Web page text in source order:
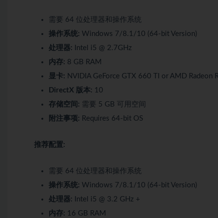
需要 64 位处理器和操作系统
操作系统: Windows 7/8.1/10 (64-bit Version)
处理器: Intel i5 @ 2.7GHz
内存: 8 GB RAM
显卡: NVIDIA GeForce GTX 660 TI or AMD Radeon
DirectX 版本: 10
存储空间: 需要 5 GB 可用空间
附注事项: Requires 64-bit OS
推荐配置:
需要 64 位处理器和操作系统
操作系统: Windows 7/8.1/10 (64-bit Version)
处理器: Intel i5 @ 3.2 GHz +
内存: 16 GB RAM